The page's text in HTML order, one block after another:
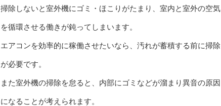
掃除しないと室外機にゴミ・ほこりがたまり、室内と室外の空気
を循環させる働きが鈍ってしまいます。
エアコンを効率的に稼働させたいなら、汚れが蓄積する前に掃除
が必要です。
また室外機の掃除を怠ると、内部にゴミなどが溜まり異音の原因
になることが考えられます。